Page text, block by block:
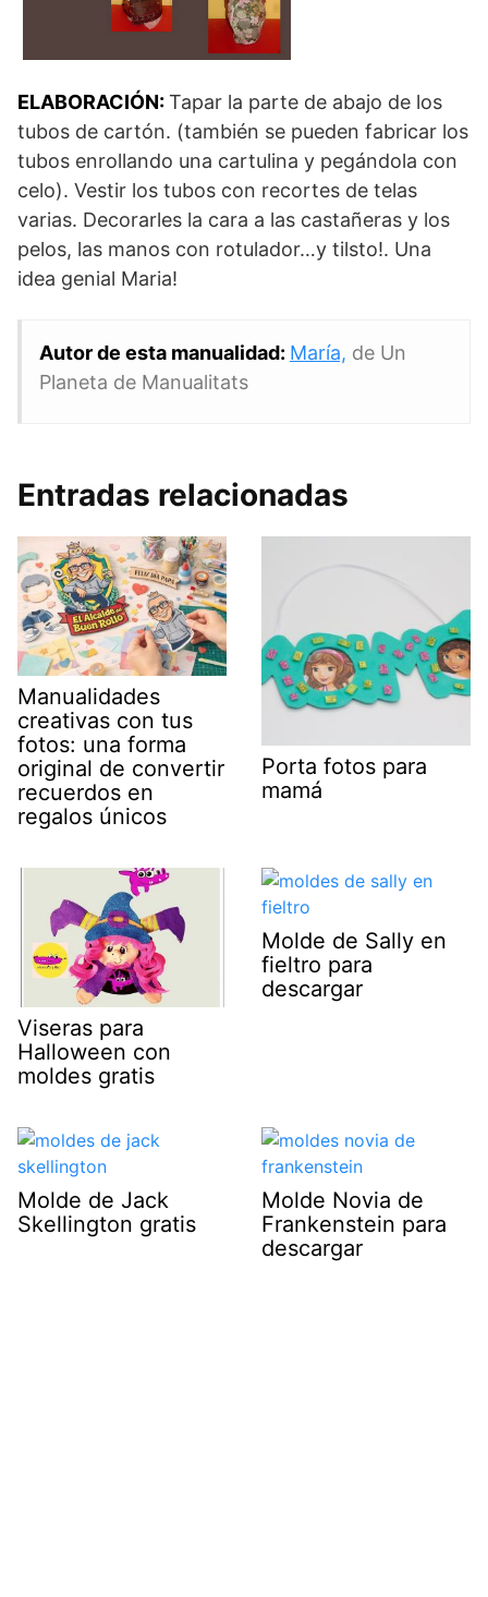
ELABORACIÓN:Tapar la parte de abajo de los
tubos de cartón. (también se pueden fabricar los
tubos enrollando una cartulina y pegándola con
celo). Vestir los tubos con recortes de telas
varias. Decorarles la cara a las castañeras y los
pelos, las manos con rotulador…y tilsto!. Una
idea genial Maria!
Autor de esta manualidad: María, de Un
Planeta de Manualitats
Entradas relacionadas
Manualidades
creativas con tus
fotos: una forma
original de convertir
recuerdos en
regalos únicos
Porta fotos para
mamá
Viseras para
Halloween con
moldes gratis
Molde de Sally en
fieltro para
descargar
Molde de Jack
Skellington gratis
Molde Novia de
Frankenstein para
descargar